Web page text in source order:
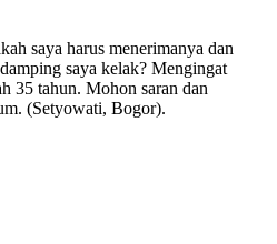
saya harus menerimanya dan
saya kelak? Mengingat
35 tahun. Mohon saran dan
(Setyowati, Bogor).